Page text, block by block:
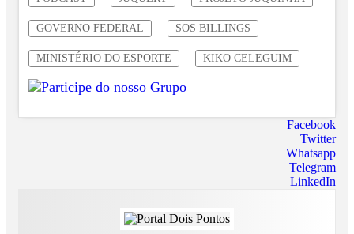
GOVERNO FEDERAL SOS BILLINGS
MINISTÉRIO DO ESPORTE KIKO CELEGUIM
Facebook
Twitter
Whatsapp
Telegram
LinkedIn